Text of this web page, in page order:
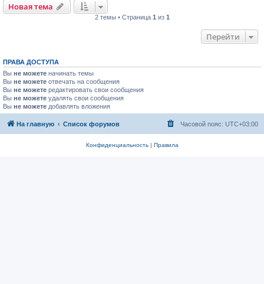
Новая тема
2 темы • Страница 1 из 1
Перейти
ПРАВА ДОСТУПА
Вы не можете начинать темы
Вы не можете отвечать на сообщения
Вы не можете редактировать свои сообщения
Вы не можете удалять свои сообщения
Вы не можете добавлять вложения
На главную Список форумов Часовой пояс: UTC+03:00
Конфиденциальность| Правила